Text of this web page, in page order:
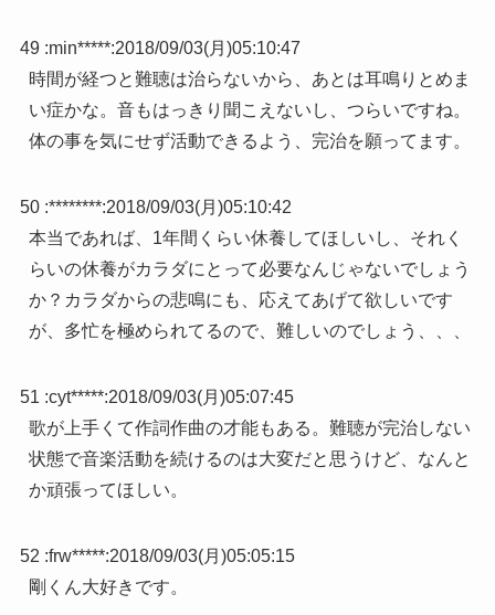
49 :min*****:2018/09/03(月)05:10:47
時間が経つと難聴は治らないから、あとは耳鳴りとめま
い症かな。音もはっきり聞こえないし、つらいですね。
体の事を気にせず活動できるよう、完治を願ってます。
50 :********:2018/09/03(月)05:10:42
本当であれば、1年間くらい休養してほしいし、それく
らいの休養がカラダにとって必要なんじゃないでしょう
か？カラダからの悲鳴にも、応えてあげて欲しいです
が、多忙を極められてるので、難しいのでしょう、、、
51 :cyt*****:2018/09/03(月)05:07:45
歌が上手くて作詞作曲の才能もある。難聴が完治しない
状態で音楽活動を続けるのは大変だと思うけど、なんと
か頑張ってほしい。
52 :frw*****:2018/09/03(月)05:05:15
剛くん大好きです。